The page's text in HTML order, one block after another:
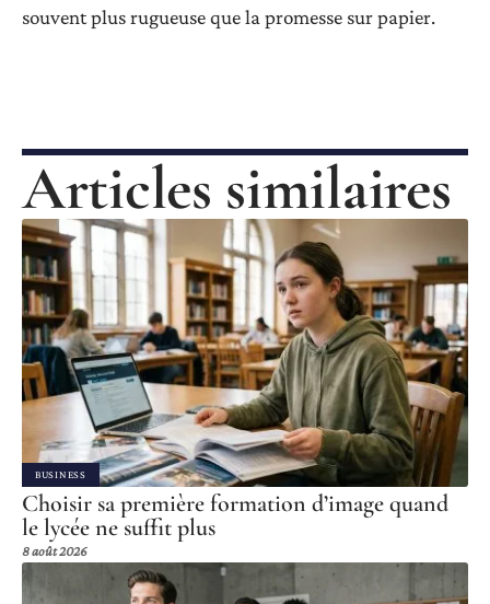
souvent plus rugueuse que la promesse sur papier.
Articles similaires
BUSINESS
Choisir sa première formation d’image quand
le lycée ne suffit plus
8 août 2026